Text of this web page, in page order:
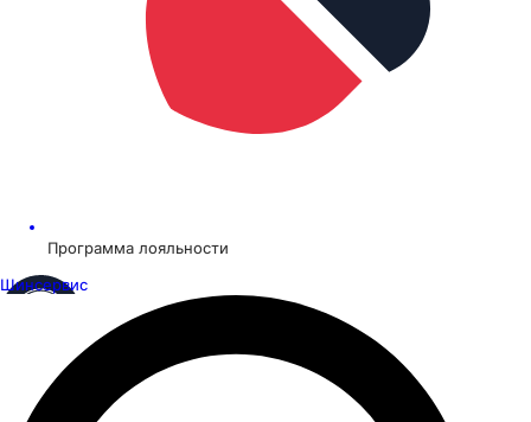
Программа лояльности
Шинсервис